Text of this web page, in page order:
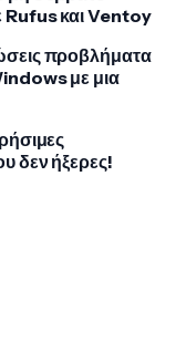
Rufus και Ventoy
προβλήματα
με μια
δεν ήξερες!